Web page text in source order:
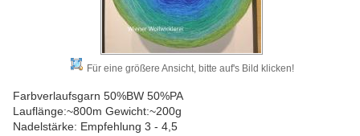
Für eine größere Ansicht, bitte auf's Bild klicken!
Farbverlaufsgarn 50%BW 50%PA
Lauflänge:~800m Gewicht:~200g
Nadelstärke: Empfehlung 3 - 4,5